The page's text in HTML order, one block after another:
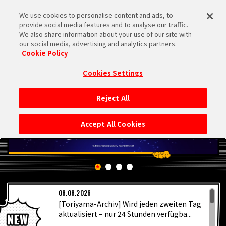
MEN
STARTSEITE
NEUES
HIGHLIGHTS
VIDEOS
08.08.2026
[Toriyama-Archiv] Wird jeden zweiten Tag
aktualisiert – nur 24 Stunden verfügba...
We use cookies to personalise content and ads, to
provide social media features and to analyse our traffic.
We also share information about your use of our site with
our social media, advertising and analytics partners.
Cookie Policy
Cookies Settings
Reject All
Accept All Cookies